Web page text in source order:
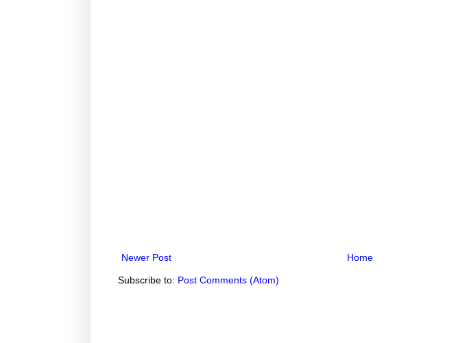
Newer Post Home
Subscribe to: Post Comments (Atom)